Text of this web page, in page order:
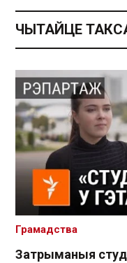
ЧЫТАЙЦЕ
Затрыманыя
Грамадства